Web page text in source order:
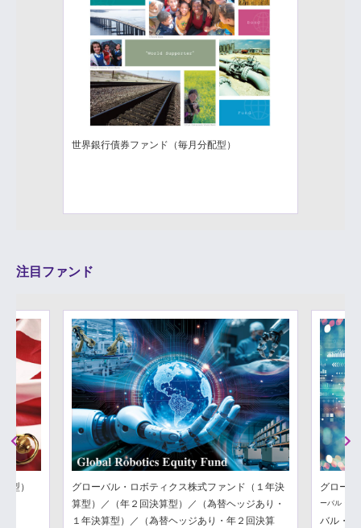
世界銀行債券ファンド（毎月分配型）
注目ファンド
Previous
型）
グローバル・ロボティクス株式ファンド（１年決
算型）／（年２回決算型）／（為替ヘッジあり・
１年決算型）／（為替ヘッジあり・年２回決算
グロー
ーバル・フ
バル・フ
Next